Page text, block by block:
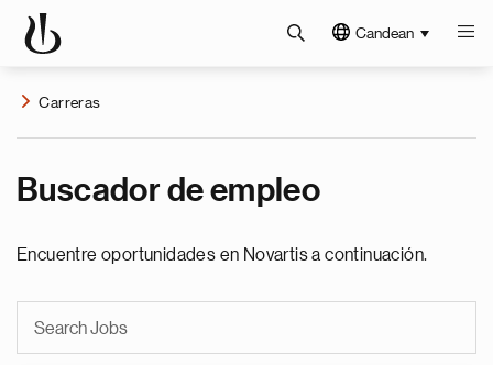
Candean
Carreras
Buscador de empleo
Encuentre oportunidades en Novartis a continuación.